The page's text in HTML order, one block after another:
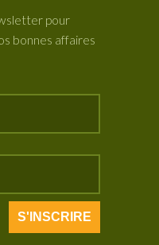
pour
bonnes affaires